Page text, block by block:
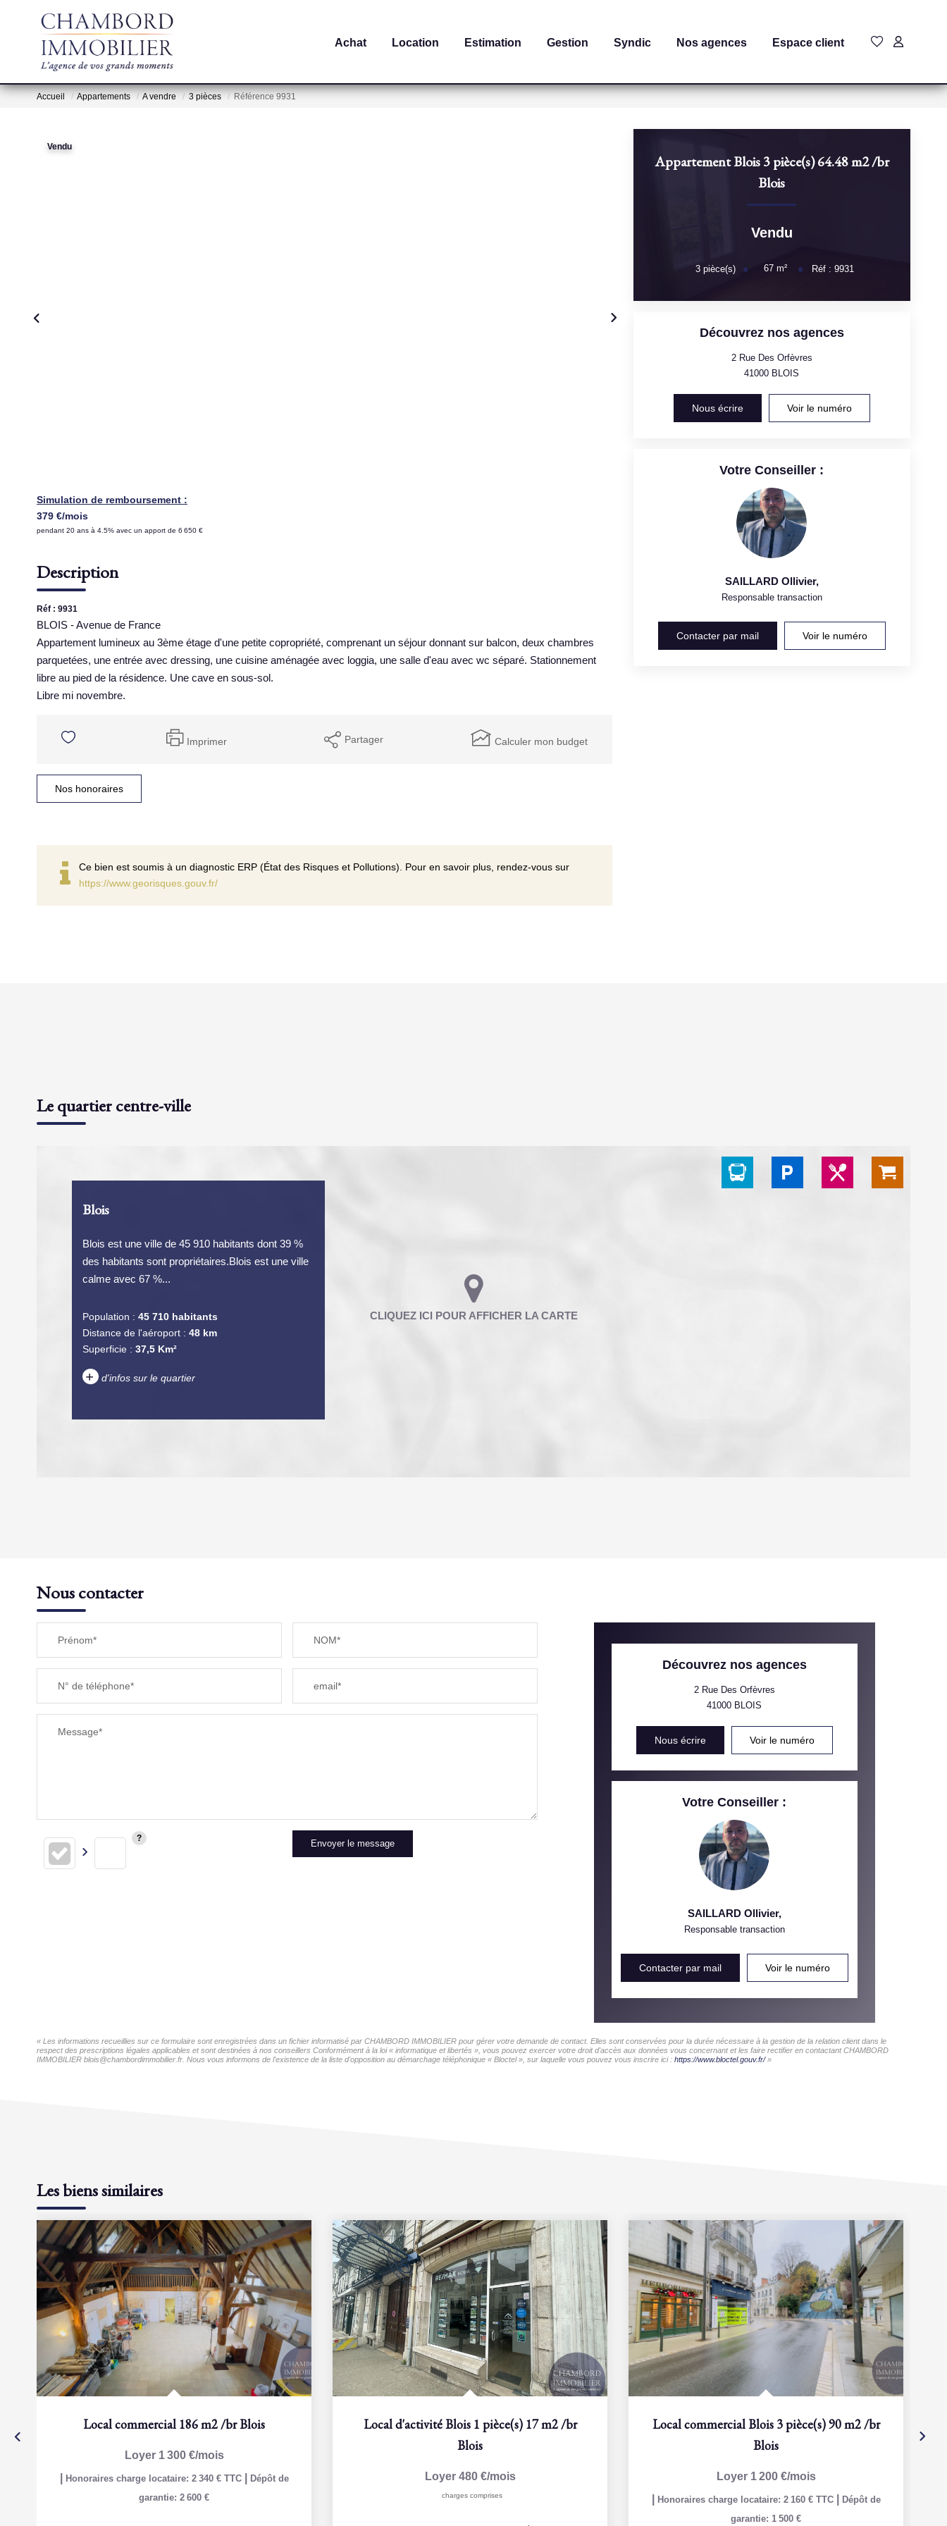
Achat Location Estimation Gestion Syndic Nos agences Espace client
Accueil Appartements A vendre 3 pièces Référence 9931
Vendu
Simulation de remboursement :
379 €/mois
pendant 20 ans à 4.5% avec un apport de 6 650 €
Description
Réf : 9931
BLOIS - Avenue de France
Appartement lumineux au 3ème étage d'une petite copropriété, comprenant un séjour donnant sur balcon, deux chambres
parquetées, une entrée avec dressing, une cuisine aménagée avec loggia, une salle d'eau avec wc séparé. Stationnement
libre au pied de la résidence. Une cave en sous-sol.
Libre mi novembre.
Imprimer Partager Calculer mon budget
Nos honoraires
Ce bien est soumis à un diagnostic ERP (État des Risques et Pollutions). Pour en savoir plus, rendez-vous sur
https://www.georisques.gouv.fr/
Appartement Blois 3 pièce(s) 64.48 m2/br
Blois
Vendu
3 pièce(s) 67 m² Réf : 9931
Découvrez nos agences
2 Rue Des Orfèvres
41000 BLOIS
Nous écrire Voir le numéro
Votre Conseiller :
SAILLARD Ollivier,
Responsable transaction
Contacter par mail Voir le numéro
Le quartier centre-ville
Blois
Blois est une ville de 45 910 habitants dont 39 %
des habitants sont propriétaires.Blois est une ville
calme avec 67 %...
Population : 45 710 habitants
Distance de l'aéroport : 48 km
Superficie : 37,5 Km²
+ d'infos sur le quartier
TAXE FONCIÈRE
RESTAURANTS ET CAFÉS COMMERCES
Nous contacter
Prénom* NOM*
N° de téléphone* email*
Message*
Envoyer le message
Découvrez nos agences
2 Rue Des Orfèvres
41000 BLOIS
Nous écrire Voir le numéro
Votre Conseiller :
SAILLARD Ollivier,
Responsable transaction
Contacter par mail Voir le numéro
« Les informations recueillies sur ce formulaire sont enregistrées dans un fichier informatisé par CHAMBORD IMMOBILIER pour gérer votre demande de contact. Elles sont conservées pour la durée nécessaire à la gestion de la relation client dans le
respect des prescriptions légales applicables et sont destinées à nos conseillers Conformément à la loi « informatique et libertés », vous pouvez exercer votre droit d'accès aux données vous concernant et les faire rectifier en contactant CHAMBORD
IMMOBILIER blois@chambordimmobilier.fr. Nous vous informons de l'existence de la liste d'opposition au démarchage téléphonique « Bloctel », sur laquelle vous pouvez vous inscrire ici : https://www.bloctel.gouv.fr/»
Les biens similaires
Local commercial 186 m2/brBlois
Loyer 1 300 €/mois
Honoraires charge locataire: 2 340 € TTC
Dépôt de
garantie: 2 600 €
Local d'activité Blois 1 pièce(s) 17 m2/br
Blois
Loyer 480 €/mois
charges comprises
Local commercial Blois 3 pièce(s) 90 m2/br
Blois
Loyer 1 200 €/mois
Honoraires charge locataire: 2 160 € TTC
Dépôt de
garantie: 1 500 €